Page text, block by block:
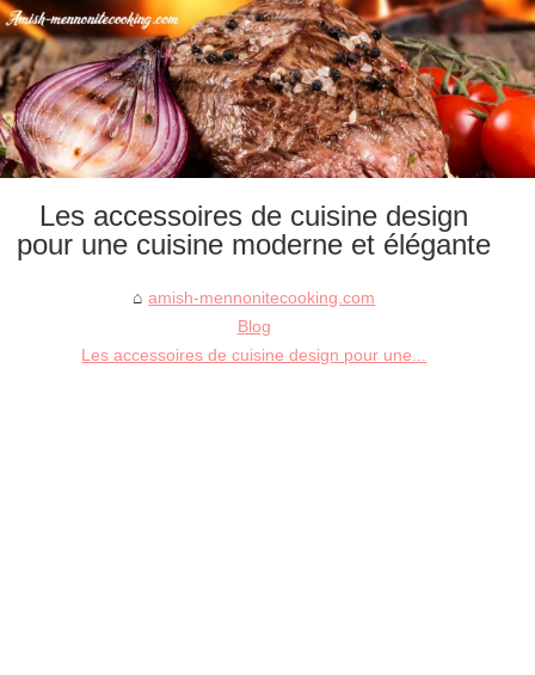
Les accessoires de cuisine design
pour une cuisine moderne et élégante
amish-mennonitecooking.com
Blog
Les accessoires de cuisine design pour une...